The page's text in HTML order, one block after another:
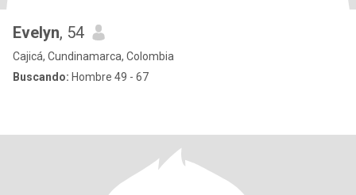
Evelyn, 54
Cajicá, Cundinamarca, Colombia
Buscando: Hombre 49 - 67